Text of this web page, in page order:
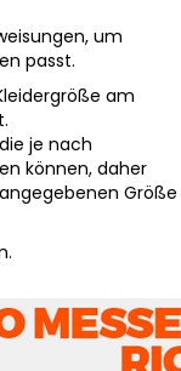
um
passt.
am
je nach
können, daher
Größe